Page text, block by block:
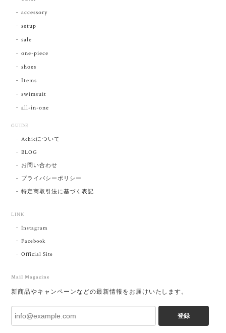
accessory
setup
sale
one-piece
shoes
Items
swimsuit
all-in-one
GUIDE
Achicについて
BLOG
お問い合わせ
プライバシーポリシー
特定商取引法に基づく表記
LINK
Instagram
Facebook
Official Site
Mail Magazine
新商品やキャンペーンなどの最新情報をお届けいたします。
登録